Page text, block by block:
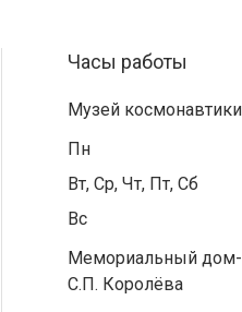
Часы работы
Музей космонавтики
Пн
Вт, Ср, Чт, Пт, Сб
Вс
Мемориальный
С.П. Королёва